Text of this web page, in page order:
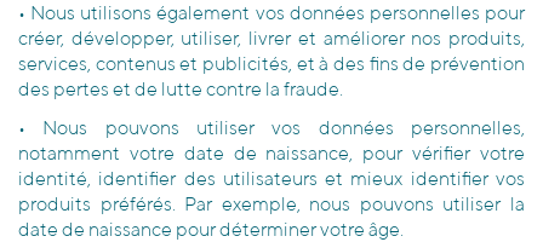
• Nous utilisons également vos données personnelles pour
créer, développer, utiliser, livrer et améliorer nos produits,
services, contenus et publicités, et à des fins de prévention
des pertes et de lutte contre la fraude.
• Nous pouvons utiliser vos données personnelles,
notamment votre date de naissance, pour vérifier votre
identité, identifier des utilisateurs et mieux identifier vos
produits préférés. Par exemple, nous pouvons utiliser la
date de naissance pour déterminer votre âge.